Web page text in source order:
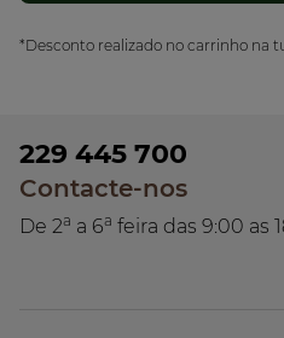
*Desconto realizado no carrinho na
229 445 700
Contacte-nos
De 2a a 6a feira das 9:00 as